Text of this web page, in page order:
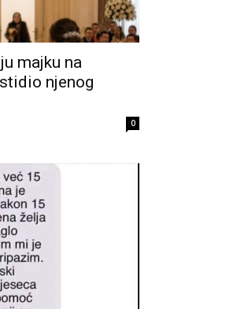
majku na
njenog
0